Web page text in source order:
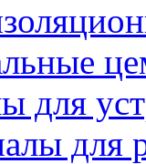
для
для